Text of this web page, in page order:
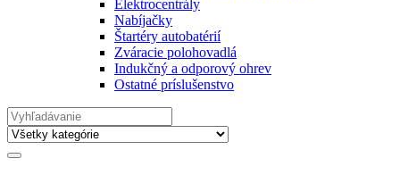
Elektrocentrály
Nabíjačky
Štartéry autobatérií
Zváracie polohovadlá
Indukčný a odporový ohrev
Ostatné príslušenstvo
Search
for: